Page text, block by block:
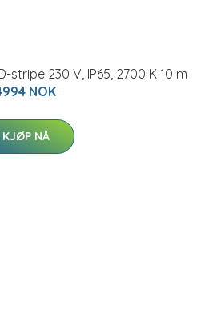
stripe 230 V, IP65, 2700 K 10 m
NOK
KJØP NÅ